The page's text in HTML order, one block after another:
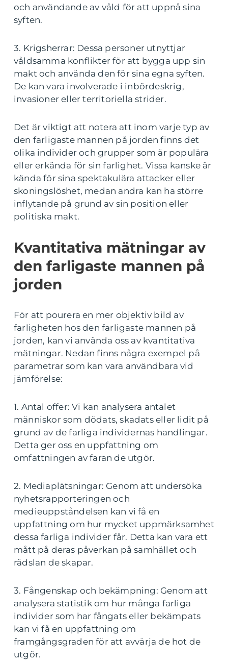
och användande av våld för att uppnå sina
syften.
3. Krigsherrar: Dessa personer utnyttjar
våldsamma konflikter för att bygga upp sin
makt och använda den för sina egna syften.
De kan vara involverade i inbördeskrig,
invasioner eller territoriella strider.
Det är viktigt att notera att inom varje typ av
den farligaste mannen på jorden finns det
olika individer och grupper som är populära
eller erkända för sin farlighet. Vissa kanske är
kända för sina spektakulära attacker eller
skoningslöshet, medan andra kan ha större
inflytande på grund av sin position eller
politiska makt.
Kvantitativa mätningar av
den farligaste mannen på
jorden
För att pourera en mer objektiv bild av
farligheten hos den farligaste mannen på
jorden, kan vi använda oss av kvantitativa
mätningar. Nedan finns några exempel på
parametrar som kan vara användbara vid
jämförelse:
1. Antal offer: Vi kan analysera antalet
människor som dödats, skadats eller lidit på
grund av de farliga individernas handlingar.
Detta ger oss en uppfattning om
omfattningen av faran de utgör.
2. Mediaplätsningar: Genom att undersöka
nyhetsrapporteringen och
medieuppståndelsen kan vi få en
uppfattning om hur mycket uppmärksamhet
dessa farliga individer får. Detta kan vara ett
mått på deras påverkan på samhället och
rädslan de skapar.
3. Fångenskap och bekämpning: Genom att
analysera statistik om hur många farliga
individer som har fångats eller bekämpats
kan vi få en uppfattning om
framgångsgraden för att avvärja de hot de
utgör.